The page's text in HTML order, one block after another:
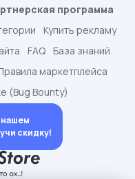
программа
Купить рекламу
FAQ
База знаний
маркетплейса
(Bug Bounty)
нашем
скидку!